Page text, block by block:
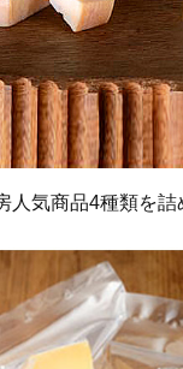
人気商品4種類を詰